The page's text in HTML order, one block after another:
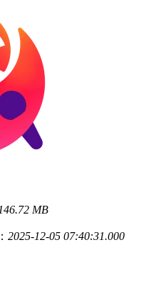
146.72 MB
2025-12-05 07:40:31.000